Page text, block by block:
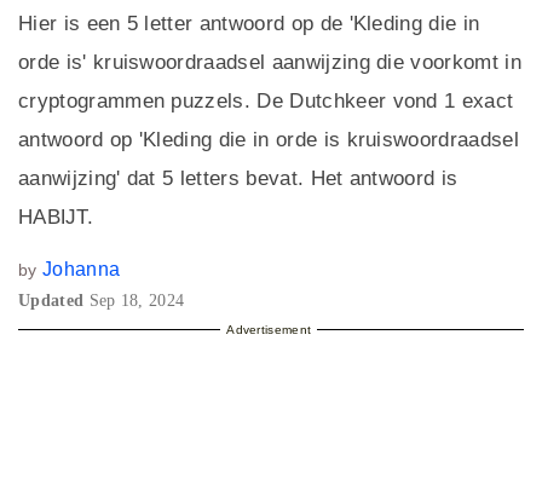
Hier is een 5 letter antwoord op de 'Kleding die in
orde is' kruiswoordraadsel aanwijzing die voorkomt in
cryptogrammen puzzels. De Dutchkeer vond 1 exact
antwoord op 'Kleding die in orde is kruiswoordraadsel
aanwijzing' dat 5 letters bevat. Het antwoord is
HABĲT.
by Johanna
Updated Sep 18, 2024
Advertisement